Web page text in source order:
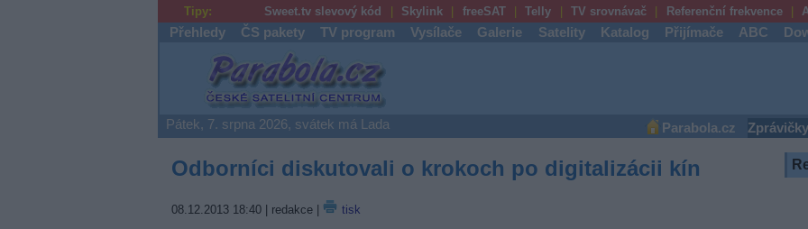
Tipy: Sweet.tv slevový kód Skylink freeSAT Telly TV srovnávač Referenční frekvence
Přehledy ČS pakety TV program Vysílače Galerie Satelity Katalog Přijímače ABC
Parabola.cz
Pátek, 7. srpna 2026, svátek má Lada Parabola.cz Zprávičky
Odborníci diskutovali o krokoch po digitalizácii kín
08.12.2013 18:40| redakce | tisk